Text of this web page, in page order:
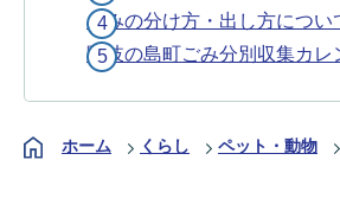
ごみの分け方・出し方につい
隠岐の島町ごみ分別収集カレ
ホーム くらし ペット・動物